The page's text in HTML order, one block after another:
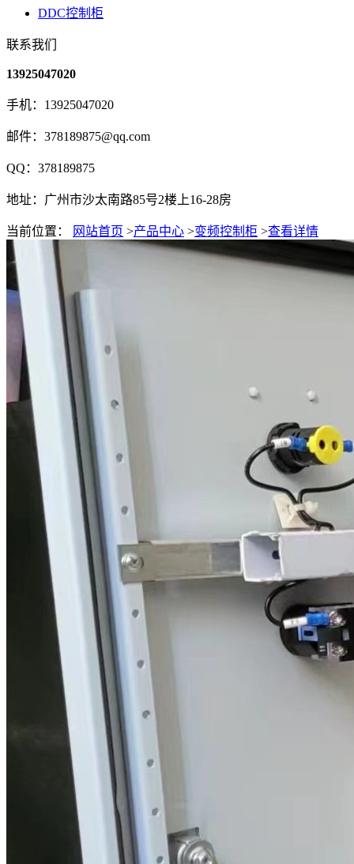
DDC控制柜
联系我们
13925047020
手机：13925047020
邮件：378189875@qq.com
QQ：378189875
地址：广州市沙太南路85号2楼上16-28房
当前位置： 网站首页 >产品中心 >变频控制柜 >查看详情